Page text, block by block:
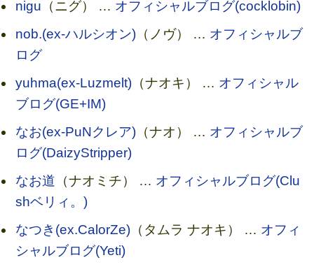
nigu （ニグ） … オフィシャルブログ(cocklobin)
nob.(ex-ハルシオン)（ノヴ） … オフィシャルブ
ログ
yuhma(ex-Luzmelt)（ナオキ） … オフィシャル
ブログ(GE+IM)
なお(ex-PuNクレア)（ナオ） … オフィシャルブ
ログ(DaizyStripper)
なお道 （ナオミチ） … オフィシャルブログ(Clu
shベリィ。)
なつき(ex.CalorZe)（タムラ ナオキ） … オフィ
シャルブログ(Yeti)